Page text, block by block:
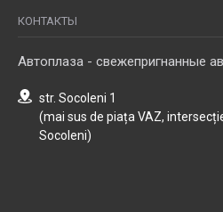
КОНТАКТЫ
Автоплаза - свежепригнанные
str. Socoleni 1
(mai sus de piața VAZ,
Socoleni)